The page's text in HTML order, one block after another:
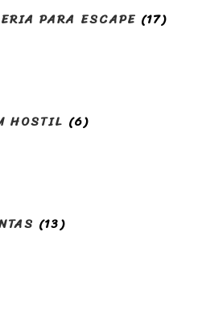
PARA ESCAPE (17)
HOSTIL (6)
(13)